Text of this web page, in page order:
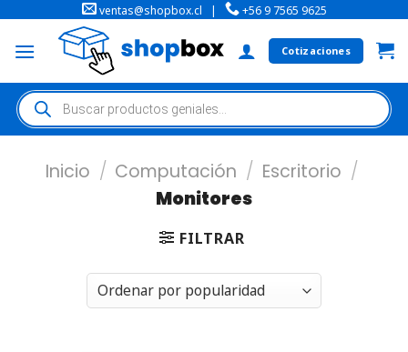
ventas@shopbox.cl | +56 9 7565 9625
Cotizaciones
Inicio / Computación / Escritorio /
Monitores
FILTRAR